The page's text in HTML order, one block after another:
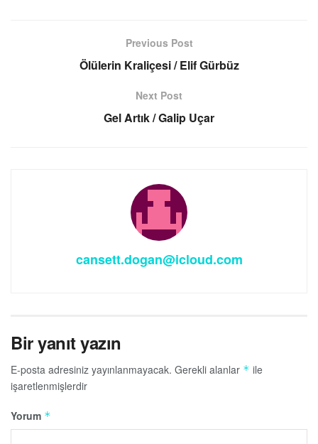
Previous Post
Ölülerin Kraliçesi / Elif Gürbüz
Next Post
Gel Artık / Galip Uçar
cansett.dogan@icloud.com
Bir yanıt yazın
E-posta adresiniz yayınlanmayacak. Gerekli alanlar * ile
işaretlenmişlerdir
Yorum *